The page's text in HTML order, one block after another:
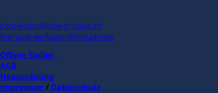
connection@csw-gruppe.ch
therapie-wolhusen@hin.physio
Offene Stellen
AGB
Hausordnung
Impressum / Datenschutz